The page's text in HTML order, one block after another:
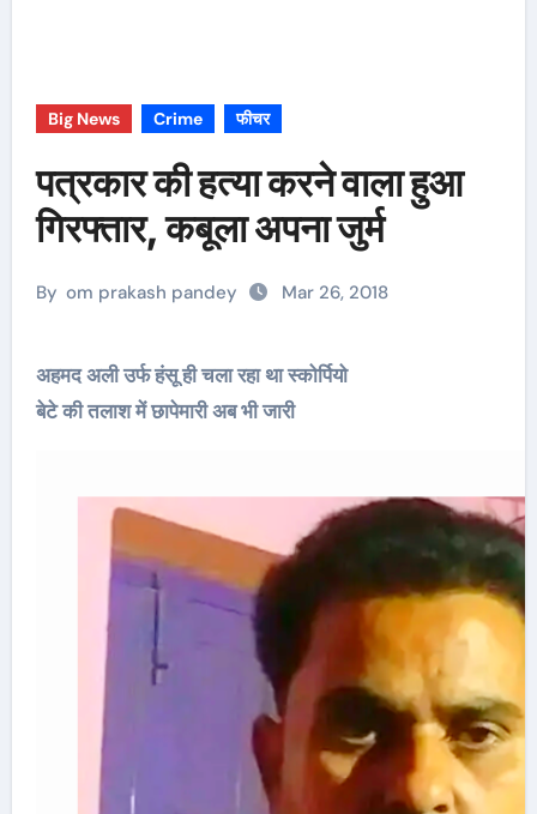
Big News Crime फीचर
पत्रकार की हत्या करने वाला हुआ
गिरफ्तार, कबूला अपना जुर्म
By om prakash pandey Mar 26, 2018
अहमद अली उर्फ हंसू ही चला रहा था स्कोर्पियो
बेटे की तलाश में छापेमारी अब भी जारी